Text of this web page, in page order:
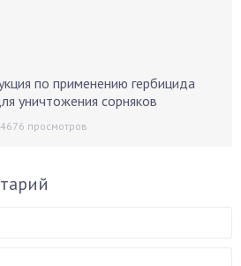
по применению гербицида
уничтожения сорняков
4676 просмотров